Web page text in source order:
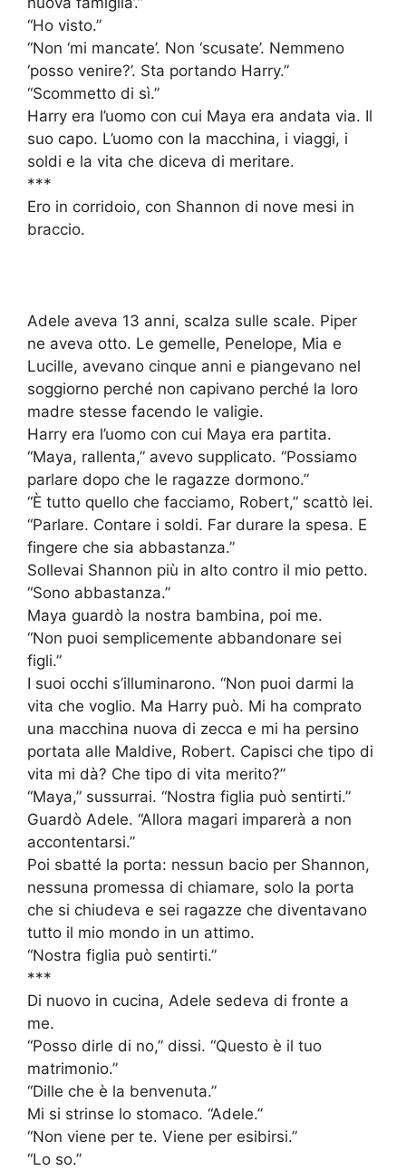
“Ho visto.”
“Non ‘mi mancate’. Non ‘scusate’. Nemmeno
‘posso venire?’. Sta portando Harry.”
“Scommetto di sì.”
Harry era l’uomo con cui Maya era andata via. Il
suo capo. L’uomo con la macchina, i viaggi, i
soldi e la vita che diceva di meritare.
***
Ero in corridoio, con Shannon di nove mesi in
braccio.
Adele aveva 13 anni, scalza sulle scale. Piper
ne aveva otto. Le gemelle, Penelope, Mia e
Lucille, avevano cinque anni e piangevano nel
soggiorno perché non capivano perché la loro
madre stesse facendo le valigie.
Harry era l’uomo con cui Maya era partita.
“Maya, rallenta,” avevo supplicato. “Possiamo
parlare dopo che le ragazze dormono.”
“È tutto quello che facciamo, Robert,” scattò lei.
“Parlare. Contare i soldi. Far durare la spesa. E
fingere che sia abbastanza.”
Sollevai Shannon più in alto contro il mio petto.
“Sono abbastanza.”
Maya guardò la nostra bambina, poi me.
“Non puoi semplicemente abbandonare sei
figli.”
I suoi occhi s’illuminarono. “Non puoi darmi la
vita che voglio. Ma Harry può. Mi ha comprato
una macchina nuova di zecca e mi ha persino
portata alle Maldive, Robert. Capisci che tipo di
vita mi dà? Che tipo di vita merito?”
“Maya,” sussurrai. “Nostra figlia può sentirti.”
Guardò Adele. “Allora magari imparerà a non
accontentarsi.”
Poi sbatté la porta: nessun bacio per Shannon,
nessuna promessa di chiamare, solo la porta
che si chiudeva e sei ragazze che diventavano
tutto il mio mondo in un attimo.
“Nostra figlia può sentirti.”
***
Di nuovo in cucina, Adele sedeva di fronte a
me.
“Posso dirle di no,” dissi. “Questo è il tuo
matrimonio.”
“Dille che è la benvenuta.”
Mi si strinse lo stomaco. “Adele.”
“Non viene per te. Viene per esibirsi.”
“Lo so.”